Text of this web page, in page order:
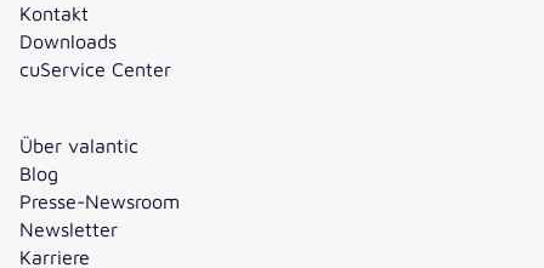
Kontakt
Downloads
cuService Center
Über valantic
Blog
Presse-Newsroom
Newsletter
Karriere